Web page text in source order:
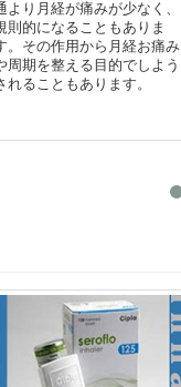
より月経が痛みが少なく、
則的になることもありま
。その作用から月経お痛み
周期を整える目的でしよう
れることもあります。